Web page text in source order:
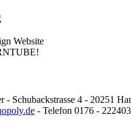
Website
- Schubackstrasse 4 - 20251
- Telefon 0176 -